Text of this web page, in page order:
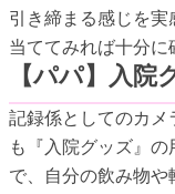
引き締まる感じを
当ててみれば十分に
【パパ】入院
記録係としてのカメ
も『入院グッズ』
で、自分の飲み物